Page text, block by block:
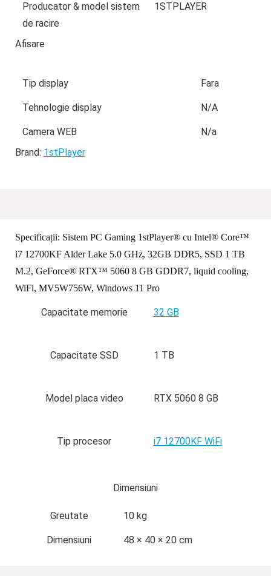
Producator & model sistem
de racire
1STPLAYER
Afisare
Tip display Fara
Tehnologie display N/A
Camera WEB
N/a
Brand: 1stPlayer
Specificații: Sistem PC Gaming 1stPlayer® cu Intel® Core™
i7 12700KF Alder Lake 5.0 GHz, 32GB DDR5, SSD 1 TB
M.2, GeForce® RTX™ 5060 8 GB GDDR7, liquid cooling,
WiFi, MV5W756W, Windows 11 Pro
Capacitate memorie 32 GB
Capacitate SSD 1 TB
Model placa video RTX 5060 8 GB
Tip procesor i7 12700KF WiFi
Dimensiuni
Greutate 10 kg
Dimensiuni 48 × 40 × 20 cm